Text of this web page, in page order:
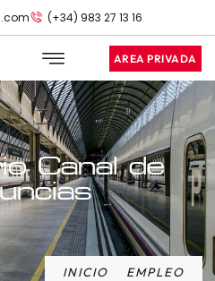
(+34) 983 27 13 16
AREA PRIVADA
Canal de
INICIO EMPLEO